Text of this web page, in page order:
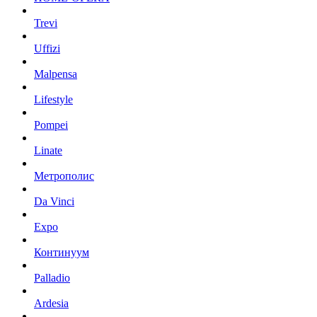
Trevi
Uffizi
Malpensa
Lifestyle
Pompei
Linate
Метрополис
Da Vinci
Expo
Континуум
Palladio
Ardesia